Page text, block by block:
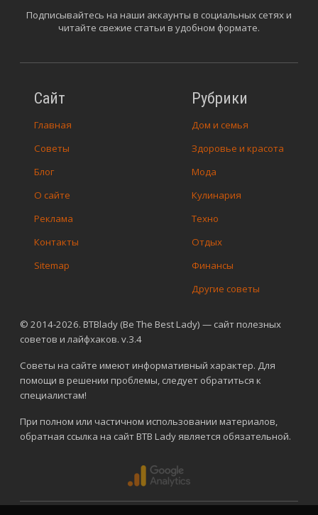
© 2014-2026. BTBlady (Be The Best Lady) — сайт полезных
советов и лайфхаков. v.3.4
Советы на сайте имеют информативный характер. Для
помощи в решении проблемы, следует обратиться к
специалистам!
При полном или частичном использовании материалов,
обратная ссылка на сайт BTB Lady является обязательной.
Сайт
Главная
Советы
Блог
О сайте
Реклама
Контакты
Sitemap
Рубрики
Дом и семья
Здоровье и красота
Мода
Кулинария
Техно
Отдых
Финансы
Другие советы
Подписывайтесь на наши аккаунты в социальных сетях и
читайте свежие статьи в удобном формате.